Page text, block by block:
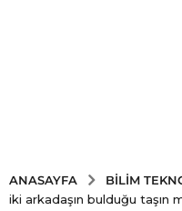
ANASAYFA BILIM
iki arkadaşın bulduğu taşın